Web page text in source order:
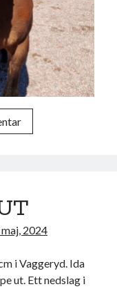
2024
i Vaggeryd. Ida
ut. Ett nedslag i